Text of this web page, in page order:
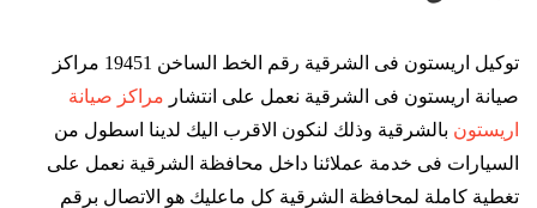
توكيل اريستون فى الشرقية رقم الخط الساخن 19451 مراكز
صيانة اريستون فى الشرقية نعمل على انتشار مراكز صيانة
اريستون بالشرقية وذلك لنكون الاقرب اليك لدينا اسطول من
السيارات فى خدمة عملائنا داخل محافظة الشرقية نعمل على
تغطية كاملة لمحافظة الشرقية كل ماعليك هو الاتصال برقم